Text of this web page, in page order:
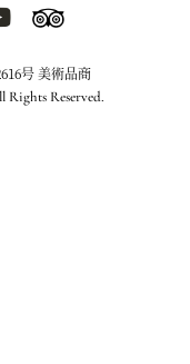
号 美術品商
Reserved.